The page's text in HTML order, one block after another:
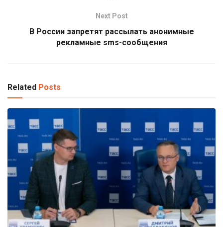
Next Post
В России запретят рассылать анонимные
рекламные sms-сообщения
Related Posts